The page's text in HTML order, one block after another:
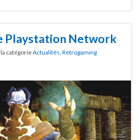
Playstation Network
catégorieActualités, Retrogaming